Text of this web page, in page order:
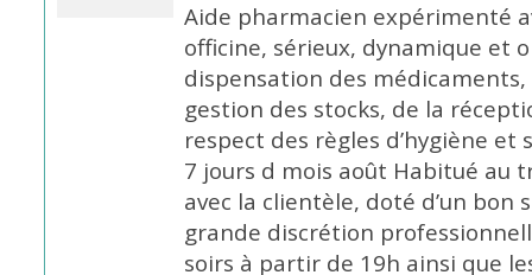
Aide pharmacien expérimenté
officine, sérieux, dynamique et
dispensation des
gestion des stocks, de la
respect des règles d’hygiène
7 jours d mois août Habitué au
avec la clientèle, doté d’un bon
grande discrétion
soirs à partir de 19h ainsi que